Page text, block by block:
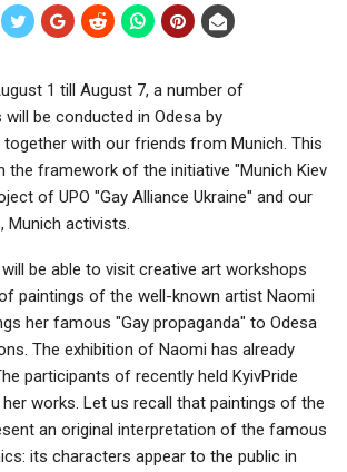
1 till August 7, a number of
be conducted in Odesa by
together with our friends from Munich. This
the framework of the initiative "Munich Kiev
of UPO "Gay Alliance Ukraine" and our
Munich activists.
be able to visit creative art workshops
paintings of the well-known artist Naomi
her famous "Gay propaganda" to Odesa
The exhibition of Naomi has already
participants of recently held KyivPride
works. Let us recall that paintings of the
an original interpretation of the famous
its characters appear to the public in